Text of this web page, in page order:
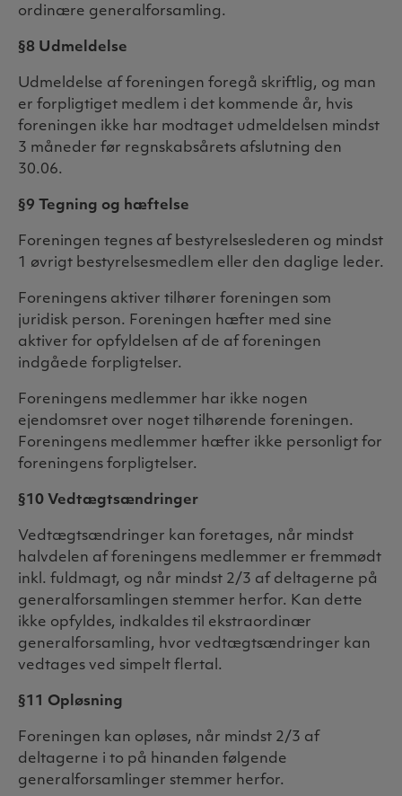
ordinære generalforsamling.
§8 Udmeldelse
Udmeldelse af foreningen foregå skriftlig, og man
er forpligtiget medlem i det kommende år, hvis
foreningen ikke har modtaget udmeldelsen mindst
3 måneder før regnskabsårets afslutning den
30.06.
§9 Tegning og hæftelse
Foreningen tegnes af bestyrelseslederen og mindst
1 øvrigt bestyrelsesmedlem eller den daglige leder.
Foreningens aktiver tilhører foreningen som
juridisk person. Foreningen hæfter med sine
aktiver for opfyldelsen af de af foreningen
indgåede forpligtelser.
Foreningens medlemmer har ikke nogen
ejendomsret over noget tilhørende foreningen.
Foreningens medlemmer hæfter ikke personligt for
foreningens forpligtelser.
§10 Vedtægtsændringer
Vedtægtsændringer kan foretages, når mindst
halvdelen af foreningens medlemmer er fremmødt
inkl. fuldmagt, og når mindst 2/3 af deltagerne på
generalforsamlingen stemmer herfor. Kan dette
ikke opfyldes, indkaldes til ekstraordinær
generalforsamling, hvor vedtægtsændringer kan
vedtages ved simpelt flertal.
§11 Opløsning
Foreningen kan opløses, når mindst 2/3 af
deltagerne i to på hinanden følgende
generalforsamlinger stemmer herfor.